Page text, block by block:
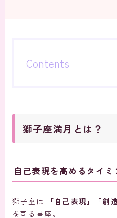
Contents
獅子座満月とは？
自己表現を高めるタイミ
獅子座は
「自己表現」「創
を司る星座。